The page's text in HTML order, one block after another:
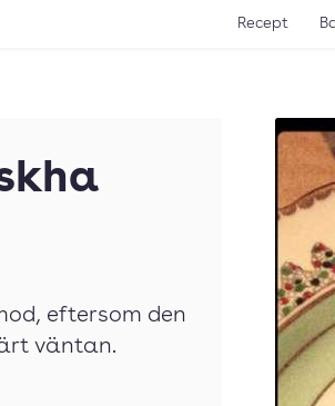
Recept
eftersom den
väntan.